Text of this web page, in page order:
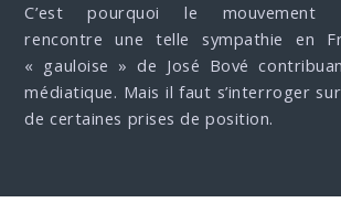
C’est pourquoi le mouvement
rencontre une telle sympathie en
« gauloise » de José Bové
médiatique. Mais il faut s’interroger
de certaines prises de position.